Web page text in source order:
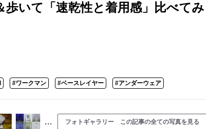
歩いて「速乾性と着用感」比べてみ
#ワークマン #ベースレイヤー #アンダーウェア
… フォトギャラリー この記事の全ての写真を見る